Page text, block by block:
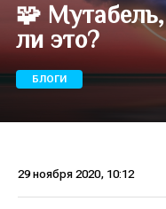
🧩
ли это?
БЛОГИ
29 ноября 2020, 10:12